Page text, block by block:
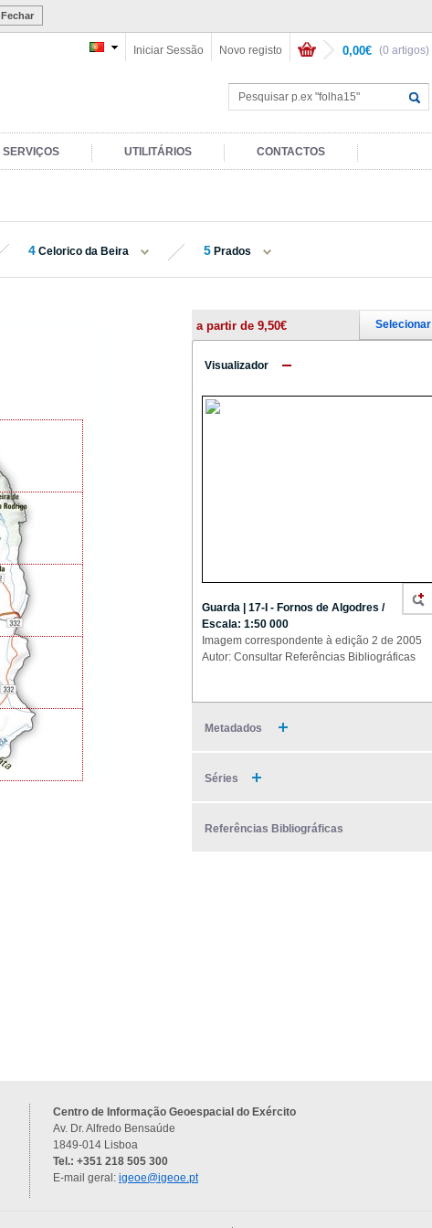
Fechar
(0 artigos)
0,00€
Novo registo
Iniciar Sessão
SERVIÇOS UTILITÁRIOS CONTACTOS
4 Celorico da Beira 5 Prados
a partir de 9,50€ Selecionar
Visualizador
Guarda | 17-I - Fornos de Algodres /
Escala: 1:50 000
Imagem correspondente à edição 2 de 2005
Autor: Consultar Referências Bibliográficas
Metadados
Séries
Referências Bibliográficas
Centro de Informação Geoespacial do Exército
Av. Dr. Alfredo Bensaúde
1849-014 Lisboa
Tel.: +351 218 505 300
E-mail geral: igeoe@igeoe.pt